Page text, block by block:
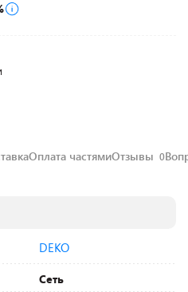
Оплата частямиОтзывы 0
DEKO
Сеть